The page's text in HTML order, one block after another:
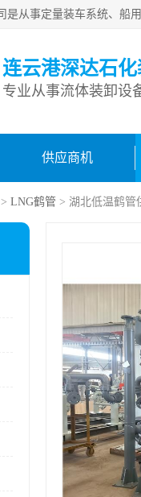
连云港深达石
供应商机
> LNG鹤管 > 湖北低温鹤管